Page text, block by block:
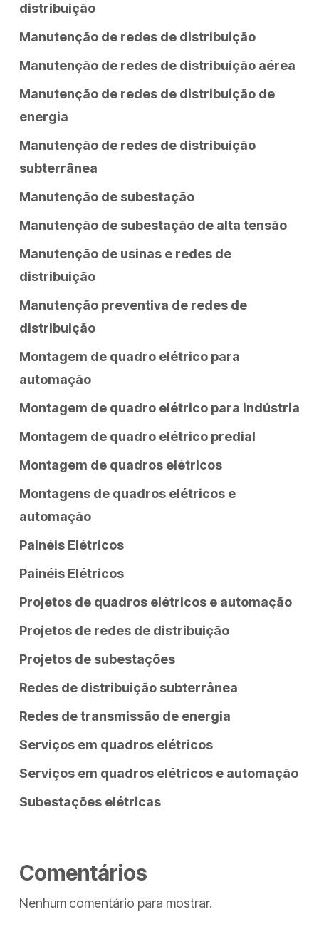
distribuição
Manutenção de redes de distribuição
Manutenção de redes de distribuição aérea
Manutenção de redes de distribuição de
energia
Manutenção de redes de distribuição
subterrânea
Manutenção de subestação
Manutenção de subestação de alta tensão
Manutenção de usinas e redes de
distribuição
Manutenção preventiva de redes de
distribuição
Montagem de quadro elétrico para
automação
Montagem de quadro elétrico para indústria
Montagem de quadro elétrico predial
Montagem de quadros elétricos
Montagens de quadros elétricos e
automação
Painéis Elétricos
Painéis Elétricos
Projetos de quadros elétricos e automação
Projetos de redes de distribuição
Projetos de subestações
Redes de distribuição subterrânea
Redes de transmissão de energia
Serviços em quadros elétricos
Serviços em quadros elétricos e automação
Subestações elétricas
Comentários
Nenhum comentário para mostrar.